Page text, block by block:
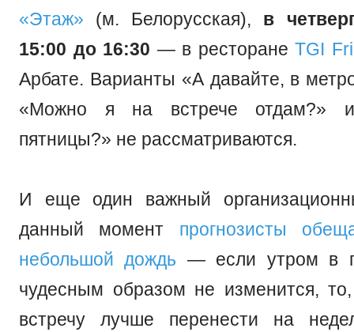
«Этаж» (м. Белорусская), в
15:00 до 16:30 — в ресторанеTGI
Арбате. Варианты «А давайте, в
«Можно я на встрече отдам?»
пятницы?» не рассматриваются.
И еще один важный
данный момент прогнозисты
небольшой дождь — если утром в
чудесным образом не изменится,
встречу лучше перенести на